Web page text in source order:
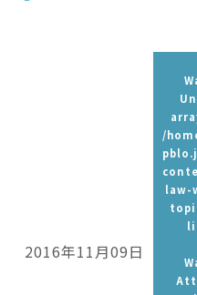
2016年11月09日
/
law-